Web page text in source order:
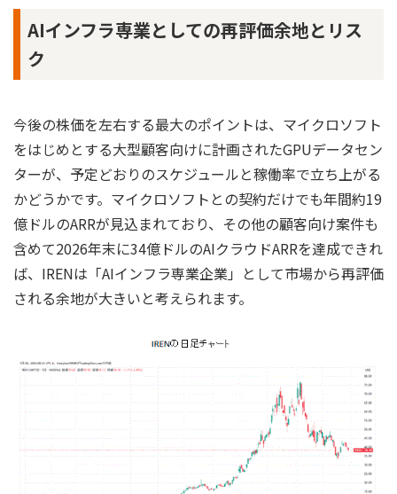
AIインフラ専業としての再評価余地とリス
ク
今後の株価を左右する最大のポイントは、マイクロソフト
をはじめとする大型顧客向けに計画されたGPUデータセン
ターが、予定どおりのスケジュールと稼働率で立ち上がる
かどうかです。マイクロソフトとの契約だけでも年間約19
億ドルのARRが見込まれており、その他の顧客向け案件も
含めて2026年末に34億ドルのAIクラウドARRを達成できれ
ば、IRENは「AIインフラ専業企業」として市場から再評価
される余地が大きいと考えられます。